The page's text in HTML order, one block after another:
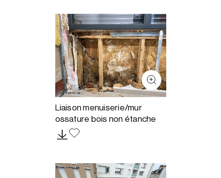
Liaison menuiserie/mur
ossature bois non étanche